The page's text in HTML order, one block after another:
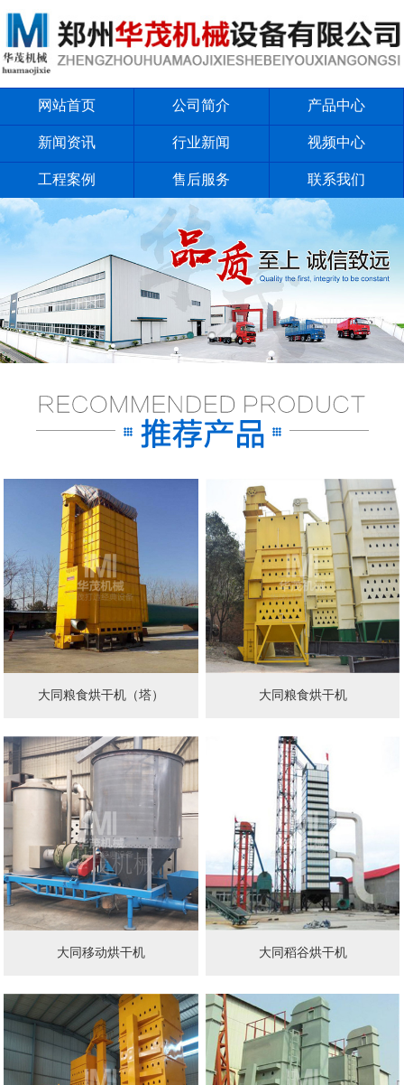
网站首页 公司简介 产品中心
新闻资讯 行业新闻 视频中心
工程案例 售后服务 联系我们
大同粮食烘干机（塔） 大同粮食烘干机
大同移动烘干机 大同稻谷烘干机